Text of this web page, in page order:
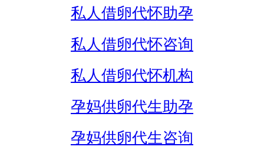
私人借卵代怀助孕
私人借卵代怀咨询
私人借卵代怀机构
孕妈供卵代生助孕
孕妈供卵代生咨询